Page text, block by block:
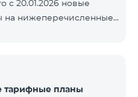
и полностью
вещания.
с 20.01.2026 новые
на нижеперечисленные
тарифные планы